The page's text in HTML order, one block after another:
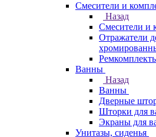
Смесители и
Назад
Смесители и
Отражатели
Ванны
Назад
Ванны
Дверные
Шторки для
Экраны для
Унитазы, сиденья